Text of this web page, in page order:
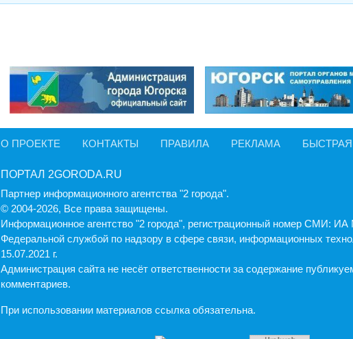
О ПРОЕКТЕ КОНТАКТЫ ПРАВИЛА РЕКЛАМА
ПОРТАЛ 2GORODA.RU
Партнер информационного агентства "2 города".
© 2004-2026, Все права защищены.
Информационное агентство "2 города", регистрационный номер СМИ:
Федеральной службой по надзору в сфере связи, информационных
15.07.2021 г.
Администрация cайта не несёт ответственности за содержание
комментариев.
При использовании материалов ссылка обязательна.